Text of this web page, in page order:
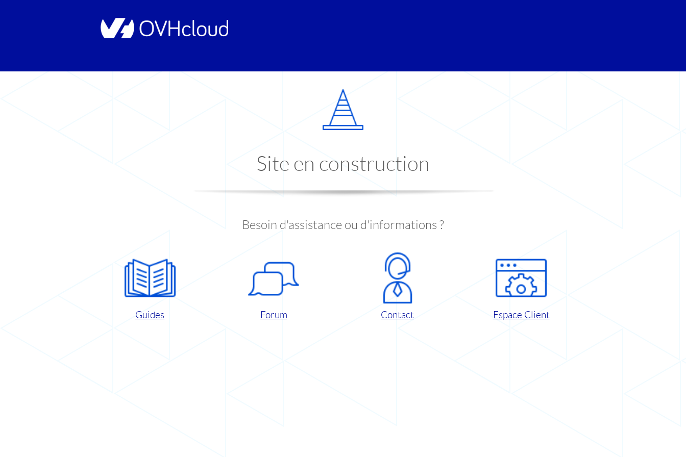
Site en construction
Besoin d'assistance ou d'informations ?
Guides Forum Contact Espace Client